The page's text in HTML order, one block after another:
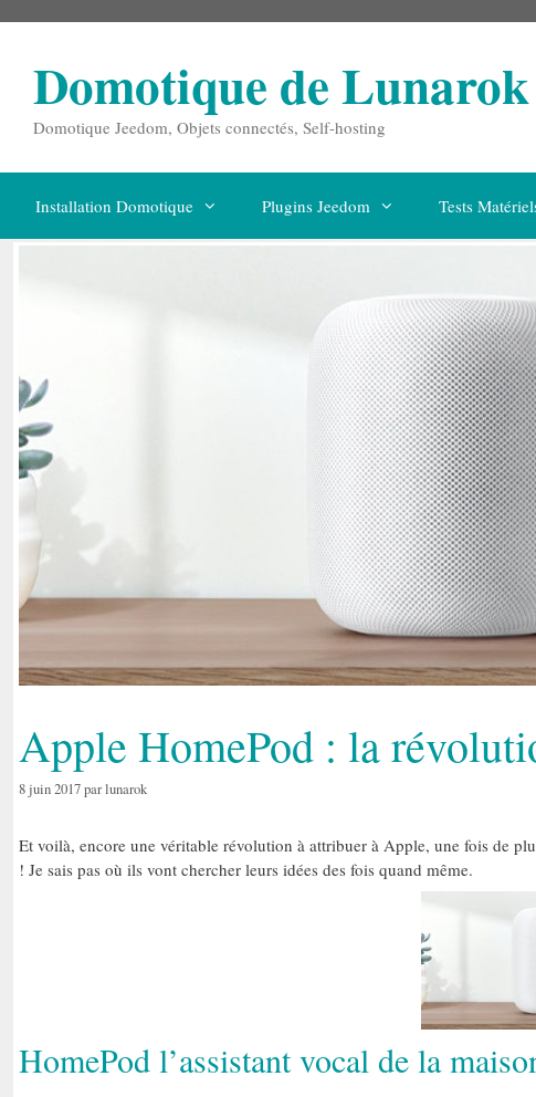
Domotique de Lunarok
Domotique Jeedom, Objets connectés, Self-hosting
Installation Domotique Plugins Jeedom Tests
Apple HomePod : la
8 juin 2017parlunarok
Et voilà, encore une véritable révolution à attribuer à Apple, une fois de
! Je sais pas où ils vont chercher leurs idées des fois quand même.
HomePod l’assistant vocal de la